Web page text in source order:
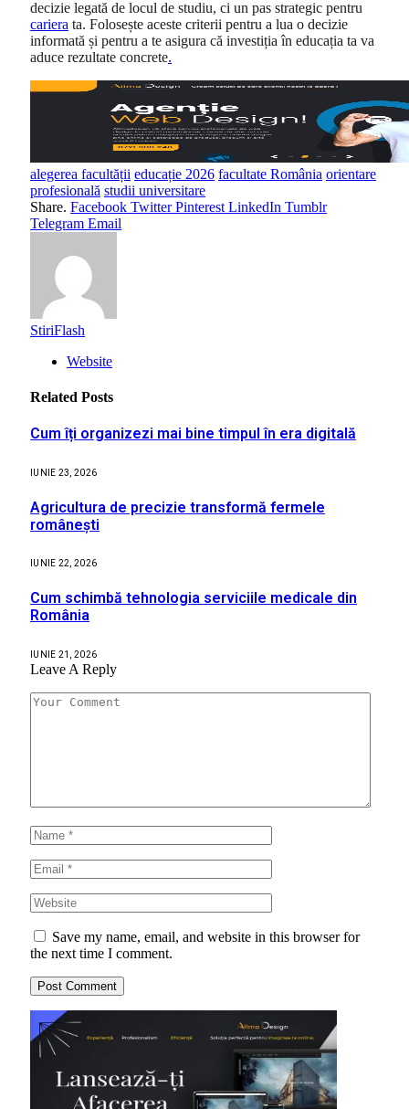
decizie legată de locul de studiu, ci un pas strategic pentru
cariera ta. Folosește aceste criterii pentru a lua o decizie
informată și pentru a te asigura că investiția în educația ta va
aduce rezultate concrete.
alegerea facultății educație 2026 facultate România orientare
profesională studii universitare
Share. Facebook Twitter Pinterest LinkedIn Tumblr
Telegram Email
StiriFlash
Website
Related Posts
Cum îți organizezi mai bine timpul în era digitală
IUNIE 23, 2026
Agricultura de precizie transformă fermele
românești
IUNIE 22, 2026
Cum schimbă tehnologia serviciile medicale din
România
IUNIE 21, 2026
Leave A Reply
Save my name, email, and website in this browser for
the next time I comment.